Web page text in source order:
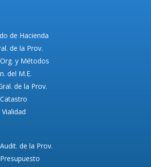
de Hacienda
de la Prov.
y Métodos
del M.E.
de la Prov.
de la Prov.